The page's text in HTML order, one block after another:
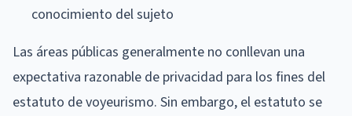
conocimiento del sujeto
Las áreas públicas generalmente no conllevan una
expectativa razonable de privacidad para los fines del
estatuto de voyeurismo. Sin embargo, el estatuto se